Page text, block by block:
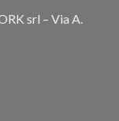
srl – Via A.